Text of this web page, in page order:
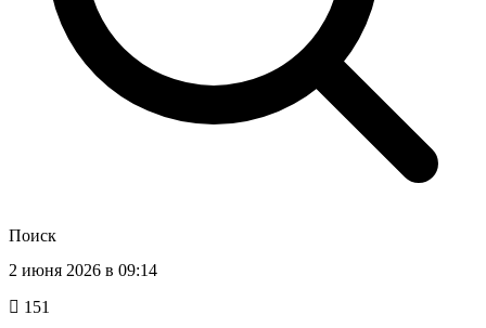
Поиск
2 июня 2026 в 09:14
151